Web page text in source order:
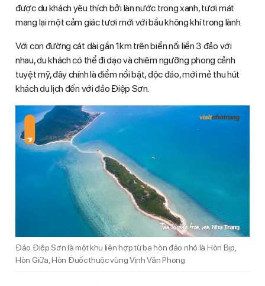
được du khách yêu thích bởi làn nước trong xanh, tươi mát
mang lại một cảm giác tươi mới với bầu không khí trong lành.
Với con đường cát dài gần 1km trên biển nối liền 3 đảo với
nhau, du khách có thể đi dạo và chiêm ngưỡng phong cảnh
tuyệt mỹ, đây chính là điểm nổi bật, độc đáo, mới mẻ thu hút
khách du lịch đến với đảo Điệp Sơn.
Đảo Điệp Sơn là một khu liên hợp từ ba hòn đảo nhỏ là Hòn Bịp,
Hòn Giữa, Hòn Đuốc thuộc vùng Vịnh Vân Phong